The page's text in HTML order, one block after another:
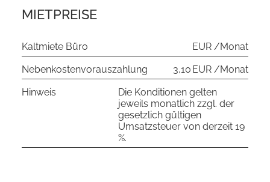
MIETPREISE
Kaltmiete Büro
EUR /Monat
Nebenkostenvorauszahlung
3,10 EUR /Monat
Hinweis
Die Konditionen gelten
jeweils monatlich zzgl. der
gesetzlich gültigen
Umsatzsteuer von derzeit 19
%.